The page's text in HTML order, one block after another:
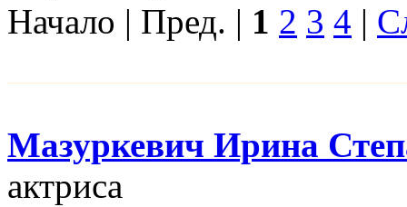
Начало | Пред. | 1 2 3 4 |
Мазуркевич Ирина
актриса